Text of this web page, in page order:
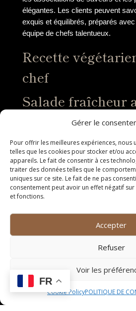
Gérer le
Pour offrir les meilleures expériences, nous
telles que les cookies pour stocker et/ou
appareils. Le fait de consentir à ces
traiter des données telles que le
uniques sur ce site. Le fait de ne pas
consentement peut avoir un effet négatif
et fonctions.
Accepter
Refuser
Voir les
Cookie PolicyPOLITIQUE DE
élégantes. Les clients peuvent
exquis et équilibrés, préparés
équipe de chefs talentueux.
Recette
chef
Salade fraîcheur
légumes de saison
La salade fraîcheur aux légumes
explosion de saveurs et de
bouchée. Composée de tomates
concombres croquants, de
radis frais, cette salade est un
les papilles. L’ajout de féta
d’huile d’olive, de citron et de
salade est parfaite pour une
Curry de pois
FR